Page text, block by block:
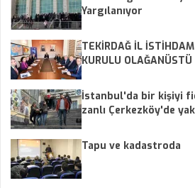
Yargılanıyor
TEKİRDAĞ İL
KURULU
İstanbul'da bir kişiyi
zanlı Çerkezköy'de
Tapu ve kadastroda